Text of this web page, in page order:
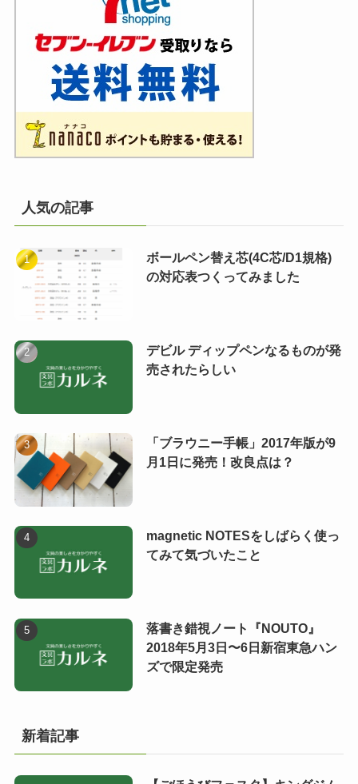
人気の記事
ボールペン替え芯(4C芯/D1規格)
の対応表つくってみました
デビル ディップペンなるものが発
売されたらしい
「ブラウニー手帳」2017年版が9
月1日に発売！改良点は？
magnetic NOTESをしばらく使っ
てみて気づいたこと
落書き錯視ノート『NOUTO』
2018年5月3日〜6日新宿東急ハン
ズで限定発売
新着記事